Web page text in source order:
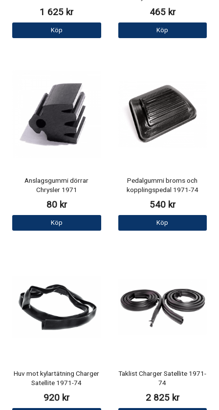
1 625 kr
Köp
465 kr
Köp
Anslagsgummi dörrar
Chrysler 1971
80 kr
Köp
Pedalgummi broms och
kopplingspedal 1971-74
540 kr
Köp
Huv mot kylartätning Charger
Satellite 1971-74
920 kr
Taklist Charger Satellite 1971-
74
2 825 kr